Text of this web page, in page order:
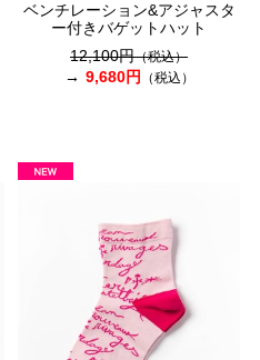
ベンチレーション&アジャスタ
ー付きバゲットハット
12,100円（税込）
9,680円 （税込）